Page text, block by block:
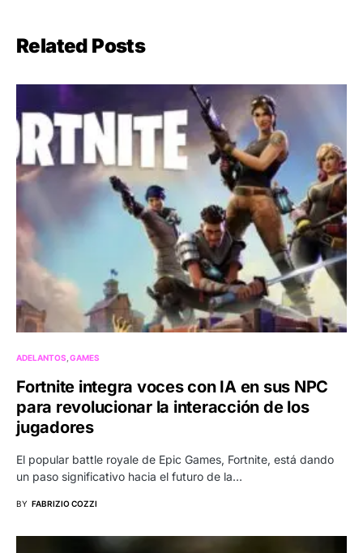
Related Posts
ADELANTOS GAMES
Fortnite integra voces con IA en sus NPC
para revolucionar la interacción de los
jugadores
El popular battle royale de Epic Games, Fortnite, está dando
un paso significativo hacia el futuro de la…
BY FABRIZIO COZZI